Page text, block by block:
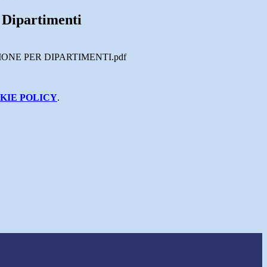
Dipartimenti
PER DIPARTIMENTI.pdf
POLICY.